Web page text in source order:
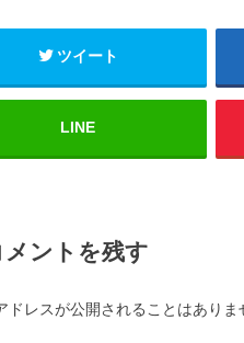
ツイート
LINE
メントを残す
ドレスが公開されることはありま